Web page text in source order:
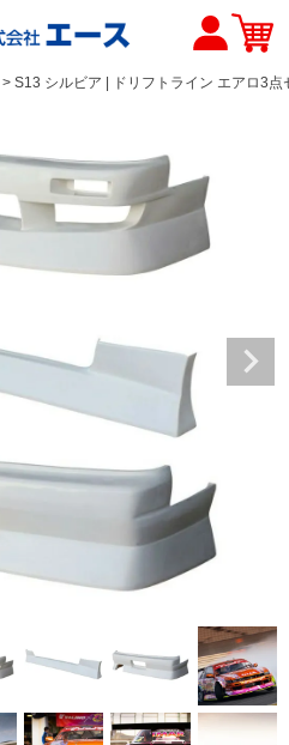
S13 シルビア | ドリフトライン エアロ3点